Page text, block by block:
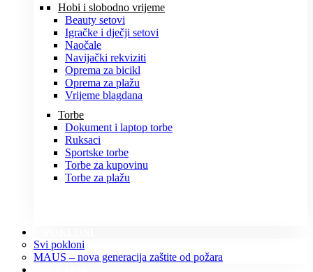
Hobi i slobodno vrijeme
Beauty setovi
Igračke i dječji setovi
Naočale
Navijački rekviziti
Oprema za bicikl
Oprema za plažu
Vrijeme blagdana
Torbe
Dokument i laptop torbe
Ruksaci
Sportske torbe
Torbe za kupovinu
Torbe za plažu
Svi pokloni
MAUS – nova generacija zaštite od požara